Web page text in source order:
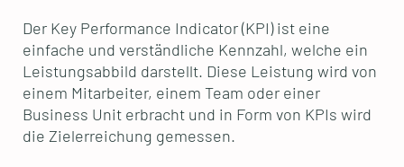
Der Key Performance Indicator (KPI) ist eine
einfache und verständliche Kennzahl, welche ein
Leistungsabbild darstellt. Diese Leistung wird von
einem Mitarbeiter, einem Team oder einer
Business Unit erbracht und in Form von KPIs wird
die Zielerreichung gemessen.